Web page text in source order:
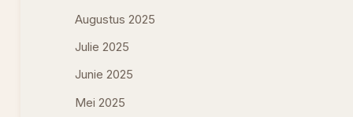
Augustus 2025
Julie 2025
Junie 2025
Mei 2025